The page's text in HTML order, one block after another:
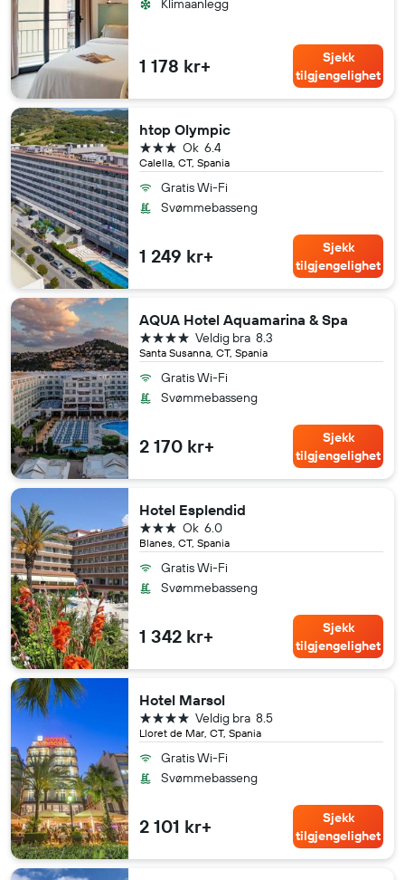
Klimaanlegg
1 178 kr+
Sjekk
tilgjengelighet
htop Olympic
Calella, CT, Spania
6.4
Ok
3 stjerner
Gratis Wi-Fi
Svømmebasseng
1 249 kr+
Sjekk
tilgjengelighet
AQUA Hotel Aquamarina & Spa
Santa Susanna, CT, Spania
8.3
Veldig bra
4 stjerner
Gratis Wi-Fi
Svømmebasseng
2 170 kr+
Sjekk
tilgjengelighet
Hotel Esplendid
Blanes, CT, Spania
6.0
Ok
3 stjerner
Gratis Wi-Fi
Svømmebasseng
1 342 kr+
Sjekk
tilgjengelighet
Hotel Marsol
Lloret de Mar, CT, Spania
8.5
Veldig bra
4 stjerner
Gratis Wi-Fi
Svømmebasseng
2 101 kr+
Sjekk
tilgjengelighet